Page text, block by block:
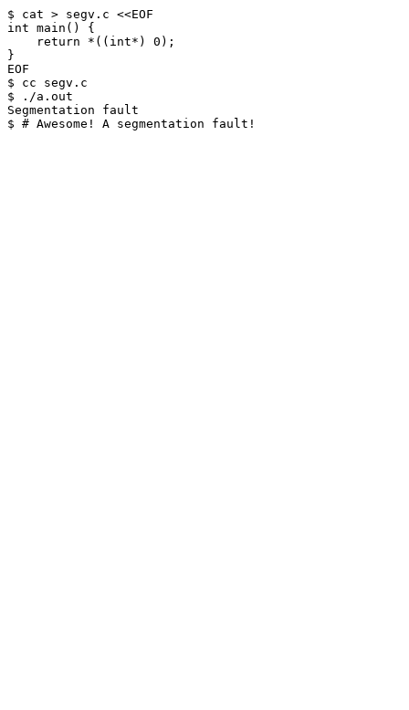
$ cat > segv.c <<EOF
int main() {
    return *((int*) 0);
}
EOF
$ cc segv.c
$ ./a.out
Segmentation fault